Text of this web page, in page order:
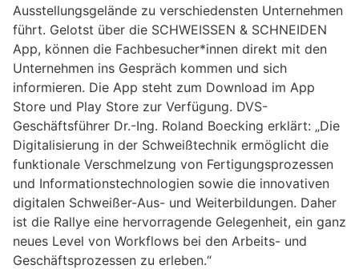
Ausstellungsgelände zu verschiedensten Unternehmen
führt. Gelotst über die SCHWEISSEN & SCHNEIDEN
App, können die Fachbesucher*innen direkt mit den
Unternehmen ins Gespräch kommen und sich
informieren. Die App steht zum Download im App
Store und Play Store zur Verfügung. DVS-
Geschäftsführer Dr.-Ing. Roland Boecking erklärt: „Die
Digitalisierung in der Schweißtechnik ermöglicht die
funktionale Verschmelzung von Fertigungsprozessen
und Informationstechnologien sowie die innovativen
digitalen Schweißer-Aus- und Weiterbildungen. Daher
ist die Rallye eine hervorragende Gelegenheit, ein ganz
neues Level von Workflows bei den Arbeits- und
Geschäftsprozessen zu erleben.“